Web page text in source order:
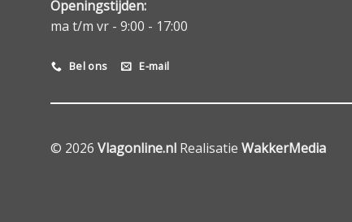
Openingstijden:
ma t/m vr - 9:00 - 17:00
Bel ons E-mail
© 2026 Vlagonline.nl Realisatie WakkerMedia